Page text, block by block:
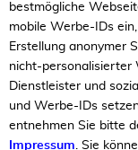
bestmögliche
mobile Werbe-IDs
Erstellung anonymer
nicht-personalisierter
Dienstleister und
und Werbe-IDs
entnehmen Sie bitte
Impressum. Sie